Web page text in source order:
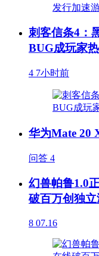
刺客信条4：
BUG成玩家
4 7小时前
华为Mate 20
问答 4
幻兽帕鲁1.0
破百万创独
8 07.16